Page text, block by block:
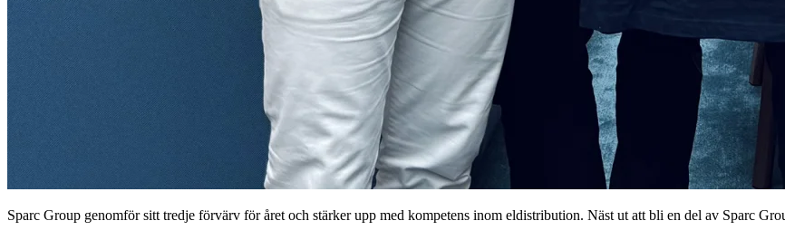
Sparc Group genomför sitt tredje förvärv för året och stärker upp med kompetens inom eldistribution. Näst ut att bli en del av Sparc